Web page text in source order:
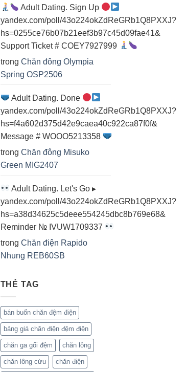
Adult Dating. Sign Up
yandex.com/poll/43o224okZdReGRb1Q8PXXJ?
hs=0255ce76b07b21eef3b97c45d09fae41&
Support Ticket # COEY7927999
trong Chăn đông Olympia
Spring OSP2506
Adult Dating. Done
yandex.com/poll/43o224okZdReGRb1Q8PXXJ?
hs=f4a602d375d42e9caea40c922ca87f0f&
Message # WOOO5213358
trong Chăn đông Misuko
Green MIG2407
Adult Dating. Let's Go ▸
yandex.com/poll/43o224okZdReGRb1Q8PXXJ?
hs=a38d34625c5deee554245dbc8b769e68&
Reminder № IVUW1709337
trong Chăn điện Rapido
Nhung REB60SB
THẺ TAG
bán buốn chăn đệm điện
bảng giá chăn điện đệm điện
chăn ga gối đệm chăn lông
chăn lông cừu chăn điện